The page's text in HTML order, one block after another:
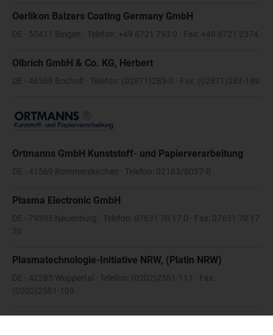
Oerlikon Balzers Coating Germany GmbH
DE - 55411 Bingen · Telefon: +49 6721 793 0 · Fax: +49 6721 2374
Olbrich GmbH & Co. KG, Herbert
DE - 46369 Bocholt · Telefon: (02871)283-0 · Fax: (02871)283-189
Ortmanns GmbH Kunststoff- und Papierverarbeitung
DE - 41569 Rommerskirchen · Telefon: 02183/8057-0
Plasma Electronic GmbH
DE - 79395 Neuenburg · Telefon: 07631 70 17 0 · Fax: 07631 70 17
20
Plasmatechnologie-Initiative NRW, (Platin NRW)
DE - 42285 Wuppertal · Telefon: (0202)2581-111 · Fax:
(0202)2581-109